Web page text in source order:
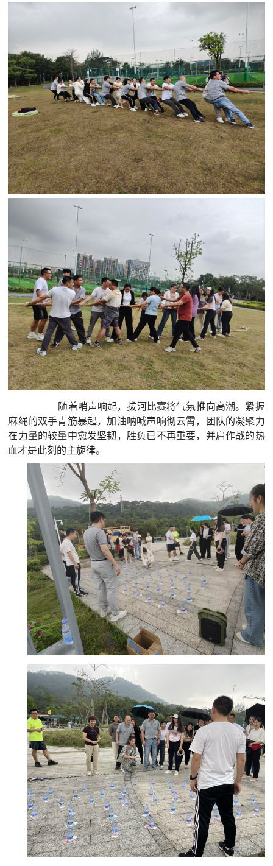
随着哨声响起，拔河比赛将气氛推向高潮。紧握
麻绳的双手青筋暴起，加油呐喊声响彻云霄，团队的凝聚力
在力量的较量中愈发坚韧，胜负已不再重要，并肩作战的热
血才是此刻的主旋律。